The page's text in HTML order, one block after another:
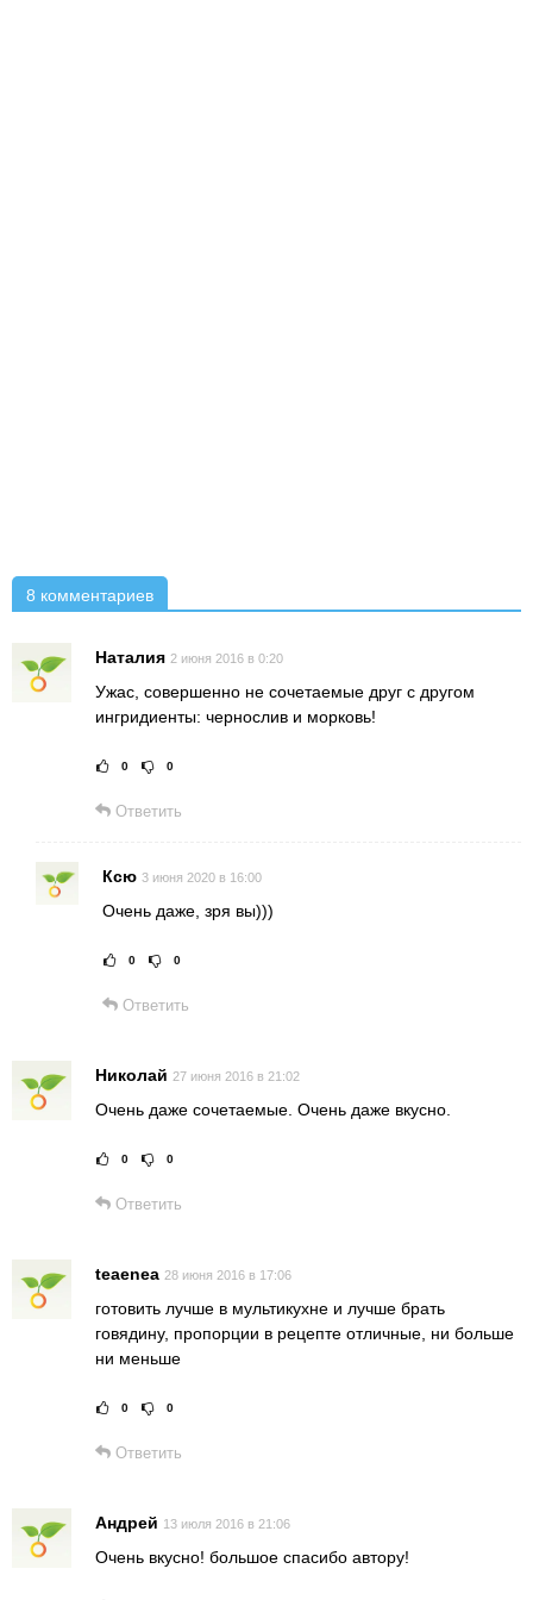
8 комментариев
Наталия 2 июня 2016 в 0:20
Ужас, совершенно не сочетаемые друг с другом
ингридиенты: чернослив и морковь!
Рейтинг статьи:
0 0
Ответить
Ксю 3 июня 2020 в 16:00
Очень даже, зря вы)))
Рейтинг статьи:
0 0
Ответить
Николай 27 июня 2016 в 21:02
Очень даже сочетаемые. Очень даже вкусно.
Рейтинг статьи:
0 0
Ответить
teaenea 28 июня 2016 в 17:06
готовить лучше в мультикухне и лучше брать
говядину, пропорции в рецепте отличные, ни больше
ни меньше
Рейтинг статьи:
0 0
Ответить
Андрей 13 июля 2016 в 21:06
Очень вкусно! большое спасибо автору!